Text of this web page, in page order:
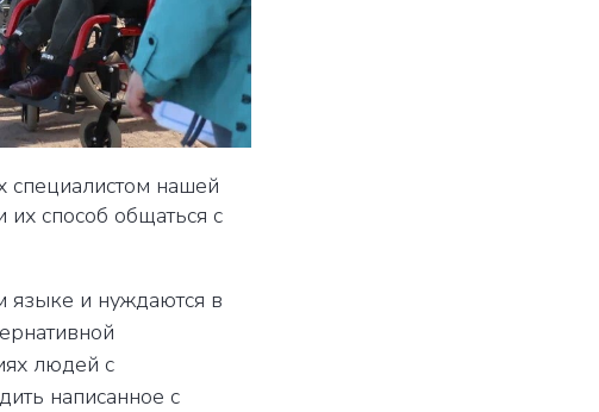
специалистом нашей
способ общаться с
языке и нуждаются в
людей с
написанное с